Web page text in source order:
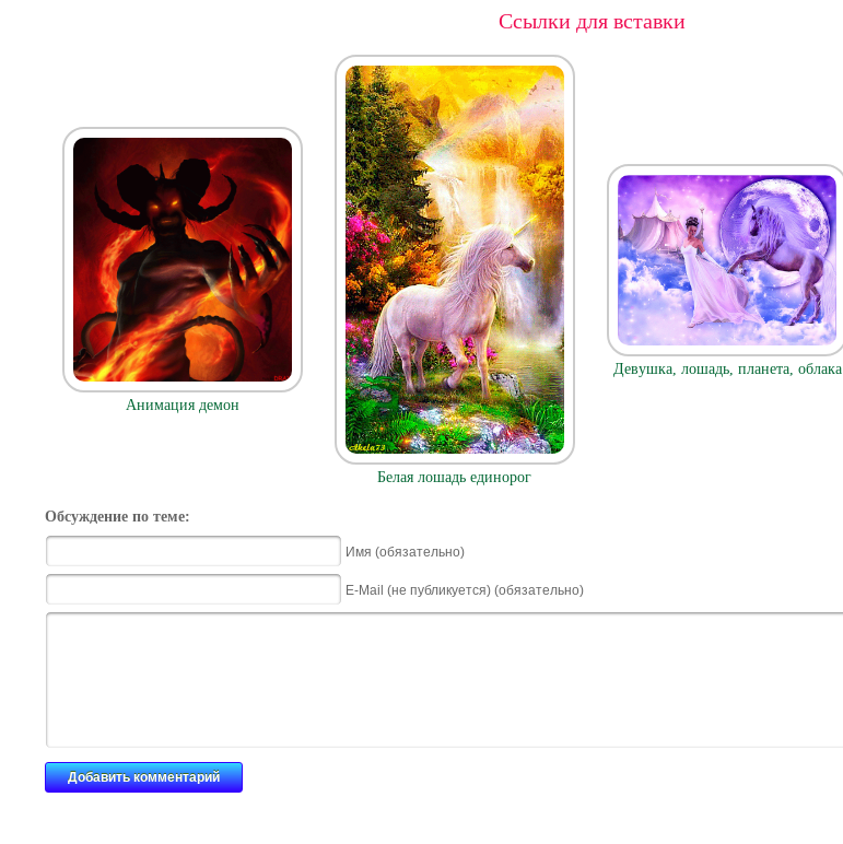
Ссылки для вставки
Анимация демон
Белая лошадь единорог
Девушка, лошадь, планета, облака
Обсуждение по теме:
Имя (обязательно)
E-Mail (не публикуется) (обязательно)